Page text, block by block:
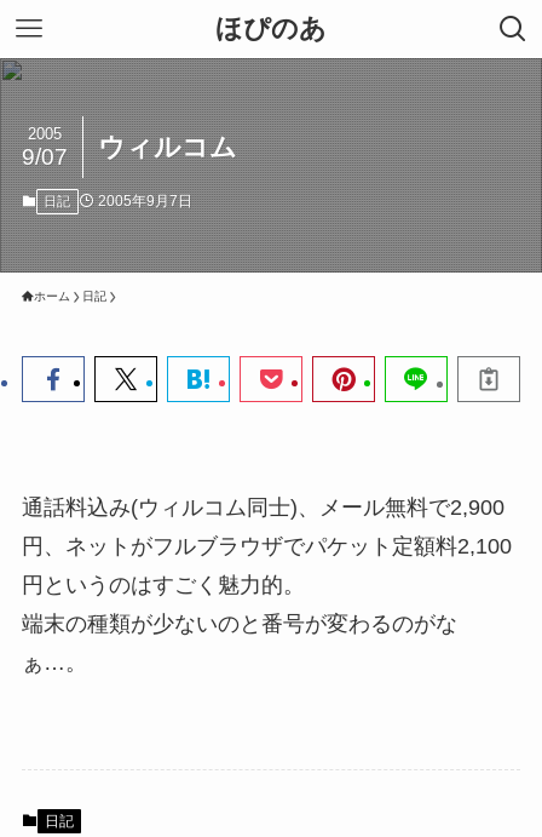
ほぴのあ
ウィルコム
2005
9/07
日記 2005年9月7日
ホーム 日記
通話料込み(ウィルコム同士)、メール無料で2,900
円、ネットがフルブラウザでパケット定額料2,100
円というのはすごく魅力的。
端末の種類が少ないのと番号が変わるのがな
ぁ…。
日記